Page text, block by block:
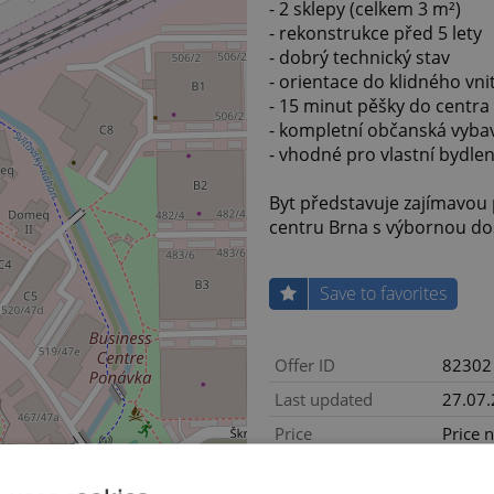
- 2 sklepy (celkem 3 m²)
- rekonstrukce před 5 lety
- dobrý technický stav
- orientace do klidného
- 15 minut pěšky do centra
- kompletní občanská
- vhodné pro vlastní
Byt představuje
centru Brna s výbornou
Save to favorites
Offer ID
82302
Last updated
Price
Price